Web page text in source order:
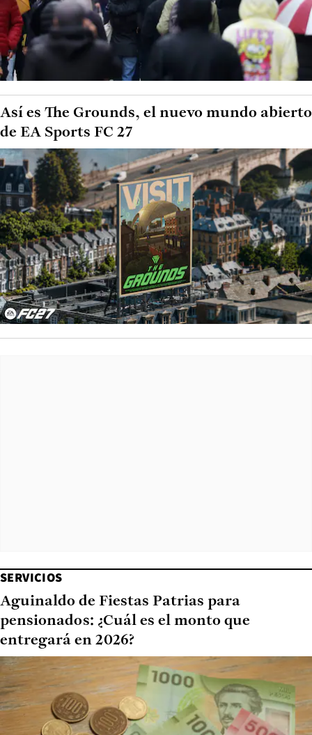
Así es The Grounds, el nuevo mundo abierto
de EA Sports FC 27
SERVICIOS
Aguinaldo de Fiestas Patrias para
pensionados: ¿Cuál es el monto que
entregará en 2026?